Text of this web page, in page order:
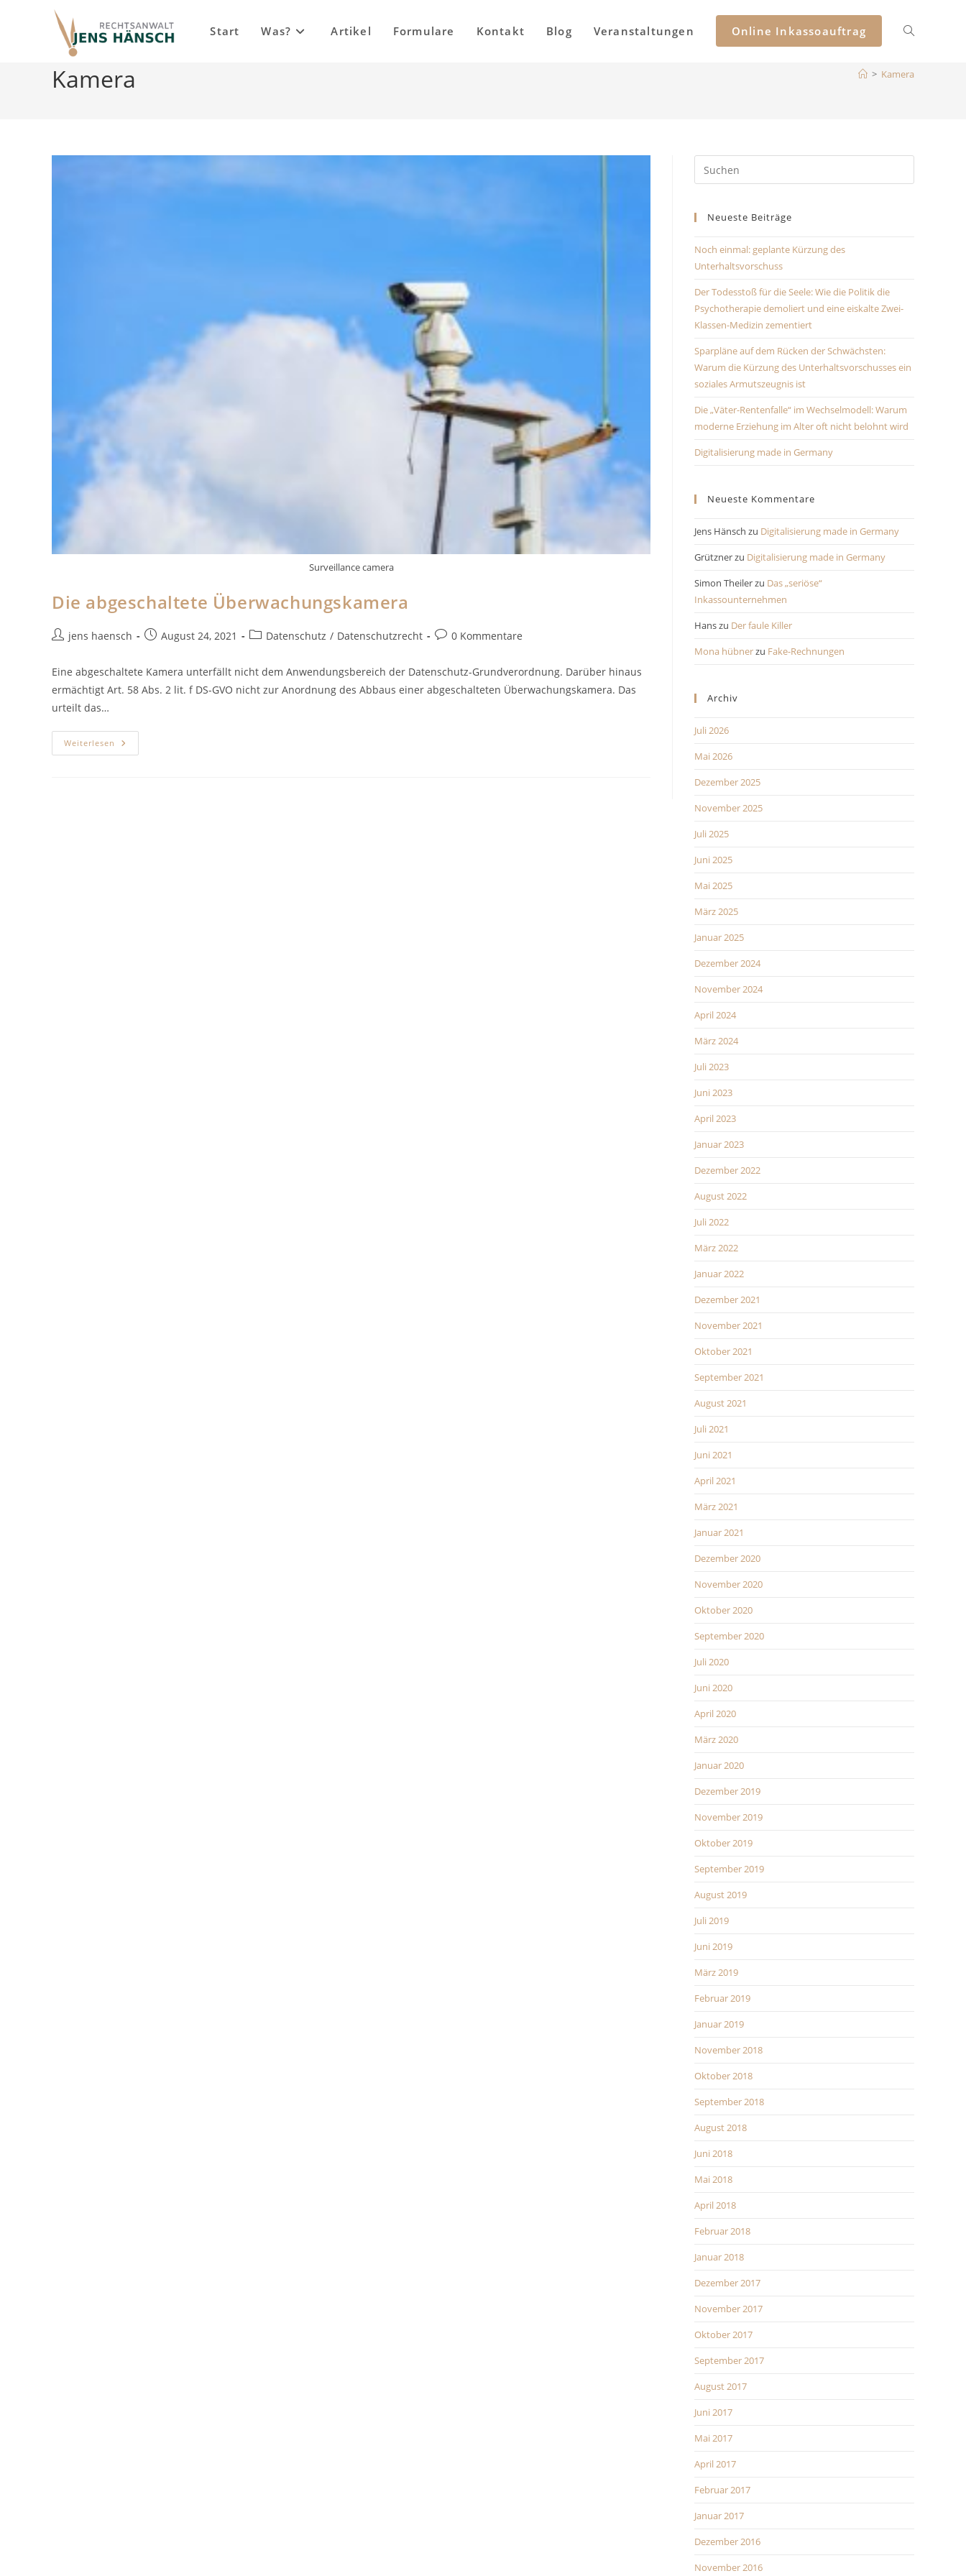
Start Was? Artikel Formulare Kontakt Blog Veranstaltungen Online Inkassoauftrag Website-
umschalten
Kamera > Kamera
Surveillance camera
Die abgeschaltete Überwachungskamera
Beitrags-
jens haensch
BeitragAugust 24, 2021
Beitrags-
Datenschutz / Datenschutzrecht
Beitrags-
0 Kommentare
Eine abgeschaltete Kamera unterfällt nicht dem Anwendungsbereich der Datenschutz-Grundverordnung. Darüber hinaus
ermächtigt Art. 58 Abs. 2 lit. f DS-GVO nicht zur Anordnung des Abbaus einer abgeschalteten Überwachungskamera. Das
urteilt das…
Weiterlesen Die
Abgeschaltete
Escape
Neueste Beiträge
Noch einmal: geplante Kürzung des
Unterhaltsvorschuss
Der Todesstoß für die Seele: Wie die Politik die
Psychotherapie demoliert und eine eiskalte Zwei-
Klassen-Medizin zementiert
Sparpläne auf dem Rücken der Schwächsten:
Warum die Kürzung des Unterhaltsvorschusses ein
soziales Armutszeugnis ist
Die „Väter-Rentenfalle“ im Wechselmodell: Warum
moderne Erziehung im Alter oft nicht belohnt wird
Digitalisierung made in Germany
Neueste Kommentare
Jens Hänsch zu Digitalisierung made in Germany
Grütznerzu Digitalisierung made in Germany
Simon Theilerzu Das „seriöse“
Inkassounternehmen
Hanszu Der faule Killer
Mona hübnerzu Fake-Rechnungen
Archiv
Juli 2026
Mai 2026
Dezember 2025
November 2025
Juli 2025
Juni 2025
Mai 2025
März 2025
Januar 2025
Dezember 2024
November 2024
April 2024
März 2024
Juli 2023
Juni 2023
April 2023
Januar 2023
Dezember 2022
August 2022
Juli 2022
März 2022
Januar 2022
Dezember 2021
November 2021
Oktober 2021
September 2021
August 2021
Juli 2021
Juni 2021
April 2021
März 2021
Januar 2021
Dezember 2020
November 2020
Oktober 2020
September 2020
Juli 2020
Juni 2020
April 2020
März 2020
Januar 2020
Dezember 2019
November 2019
Oktober 2019
September 2019
August 2019
Juli 2019
Juni 2019
März 2019
Februar 2019
Januar 2019
November 2018
Oktober 2018
September 2018
August 2018
Juni 2018
Mai 2018
April 2018
Februar 2018
Januar 2018
Dezember 2017
November 2017
Oktober 2017
September 2017
August 2017
Juni 2017
Mai 2017
April 2017
Februar 2017
Januar 2017
Dezember 2016
November 2016